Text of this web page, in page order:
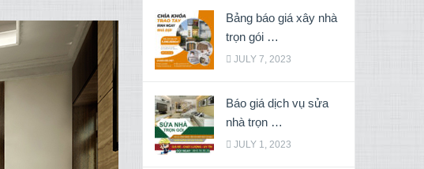
Bảng báo giá xây nhà
trọn gói …
JULY 7, 2023
Báo giá dịch vụ sửa
nhà trọn …
JULY 1, 2023